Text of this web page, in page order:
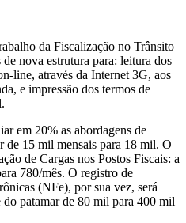
da Fiscalização no Trânsito
nova estrutura para: leitura dos
line, através da Internet 3G, aos
e impressão dos termos de
em 20% as abordagens de
de 15 mil mensais para 18 mil. O
de Cargas nos Postos Fiscais: a
780/mês. O registro de
(NFe), por sua vez, será
patamar de 80 mil para 400 mil